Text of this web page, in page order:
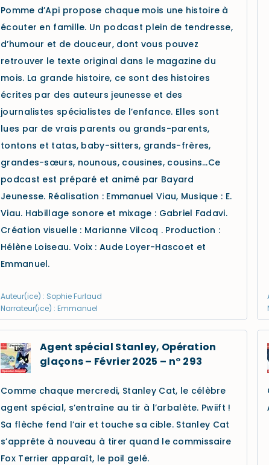
Pomme d’Api propose chaque mois une histoire à
écouter en famille. Un podcast plein de tendresse,
d’humour et de douceur, dont vous pouvez
retrouver le texte original dans le magazine du
mois. La grande histoire, ce sont des histoires
écrites par des auteurs jeunesse et des
journalistes spécialistes de l’enfance. Elles sont
lues par de vrais parents ou grands-parents,
tontons et tatas, baby-sitters, grands-frères,
grandes-sœurs, nounous, cousines, cousins…Ce
podcast est préparé et animé par Bayard
Jeunesse. Réalisation : Emmanuel Viau, Musique : E.
Viau. Habillage sonore et mixage : Gabriel Fadavi.
Création visuelle : Marianne Vilcoq . Production :
Hélène Loiseau. Voix : Aude Loyer-Hascoet et
Emmanuel.
Auteur(ice) : Sophie Furlaud
Narrateur(ice) : Emmanuel
Agent spécial Stanley, Opération
glaçons – Février 2025 – n° 293
Comme chaque mercredi, Stanley Cat, le célèbre
agent spécial, s’entraîne au tir à l’arbalète. Pwiift !
Sa flèche fend l’air et touche sa cible. Stanley Cat
s’apprête à nouveau à tirer quand le commissaire
Fox Terrier apparaît, le poil gelé.